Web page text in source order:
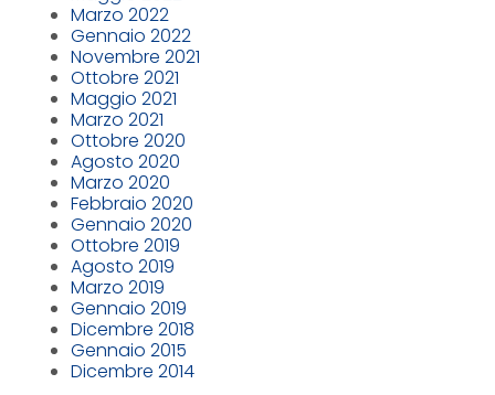
Marzo 2022
Gennaio 2022
Novembre 2021
Ottobre 2021
Maggio 2021
Marzo 2021
Ottobre 2020
Agosto 2020
Marzo 2020
Febbraio 2020
Gennaio 2020
Ottobre 2019
Agosto 2019
Marzo 2019
Gennaio 2019
Dicembre 2018
Gennaio 2015
Dicembre 2014